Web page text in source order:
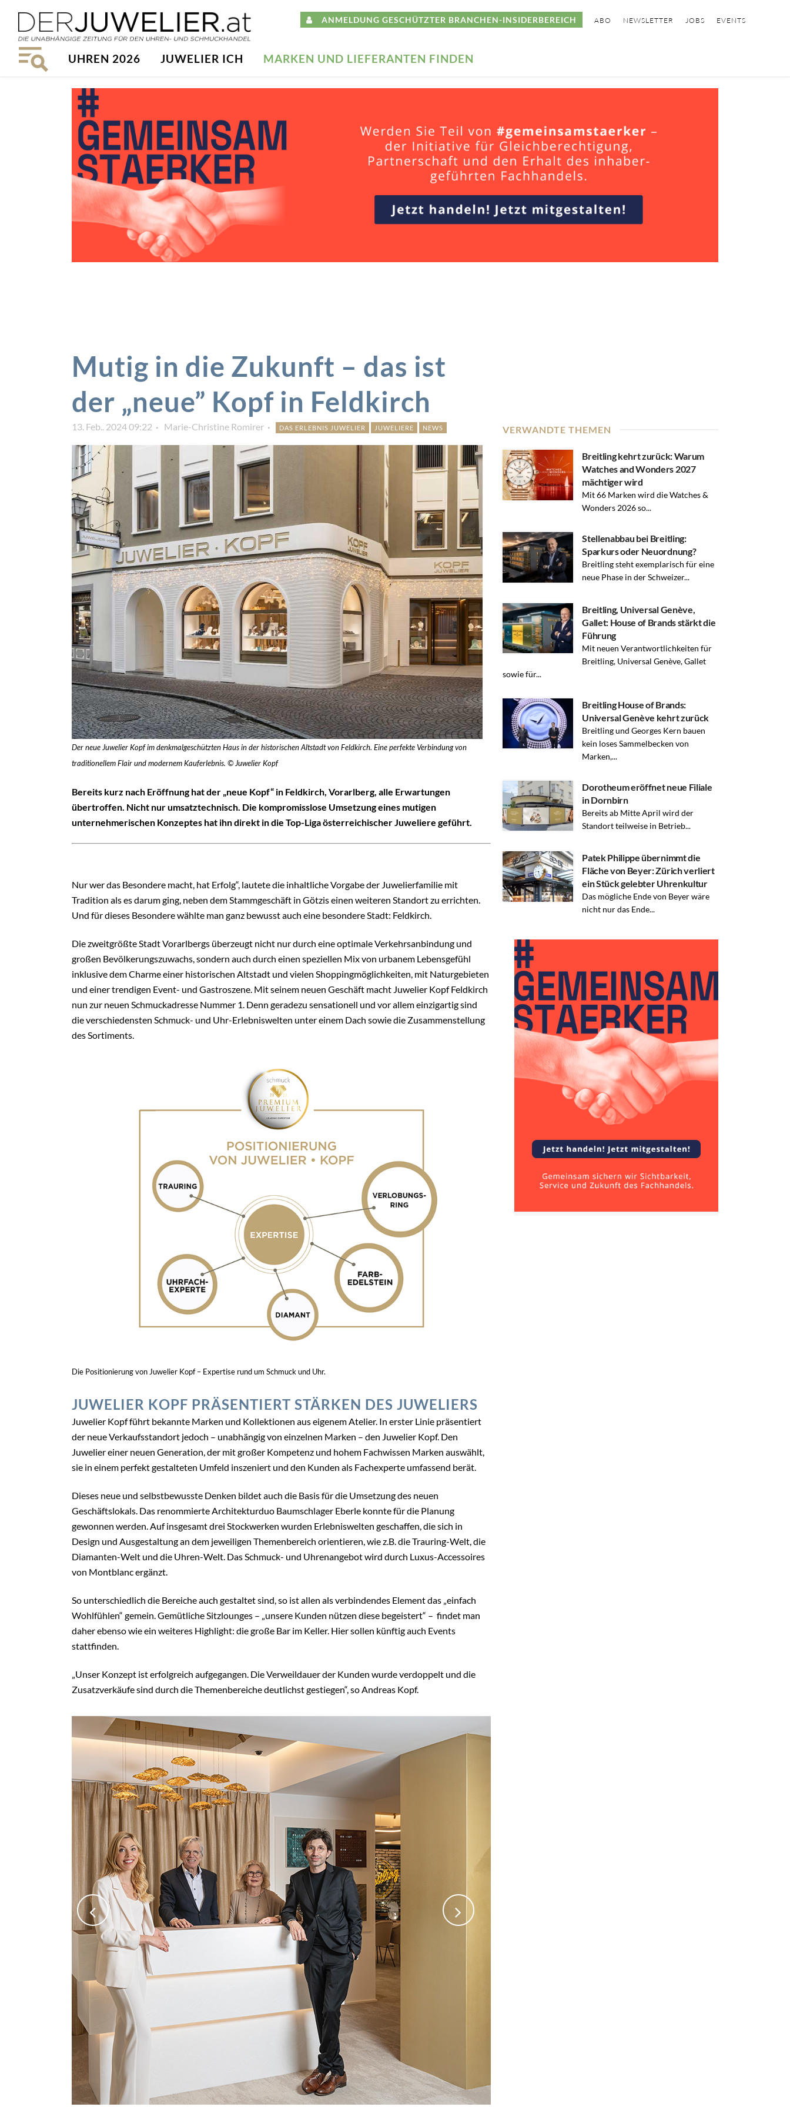
ANMELDUNG GESCHÜTZTER BRANCHEN-INSIDERBEREICH ABO NEWSLETTER JOBS EVENTS
UHREN 2026 JUWELIER ICH MARKEN UND LIEFERANTEN FINDEN
Mutig in die Zukunft – das ist
der „neue” Kopf in Feldkirch
13. Feb.. 2024 09:22 Marie-Christine Romirer DAS ERLEBNIS JUWELIER JUWELIERE NEWS
Der neue Juwelier Kopf im denkmalgeschützten Haus in der historischen Altstadt von Feldkirch. Eine perfekte Verbindung von
traditionellem Flair und modernem Kauferlebnis. © Juwelier Kopf
Bereits kurz nach Eröffnung hat der „neue Kopf“ in Feldkirch, Vorarlberg, alle Erwartungen
übertroffen. Nicht nur umsatztechnisch. Die kompromisslose Umsetzung eines mutigen
unternehmerischen Konzeptes hat ihn direkt in die Top-Liga österreichischer Juweliere geführt.
Nur wer das Besondere macht, hat Erfolg“, lautete die inhaltliche Vorgabe der Juwelierfamilie mit
Tradition als es darum ging, neben dem Stammgeschäft in Götzis einen weiteren Standort zu errichten.
Und für dieses Besondere wählte man ganz bewusst auch eine besondere Stadt: Feldkirch.
Die zweitgrößte Stadt Vorarlbergs überzeugt nicht nur durch eine optimale Verkehrsanbindung und
großen Bevölkerungszuwachs, sondern auch durch einen speziellen Mix von urbanem Lebensgefühl
inklusive dem Charme einer historischen Altstadt und vielen Shoppingmöglichkeiten, mit Naturgebieten
und einer trendigen Event- und Gastroszene. Mit seinem neuen Geschäft macht Juwelier Kopf Feldkirch
nun zur neuen Schmuckadresse Nummer 1. Denn geradezu sensationell und vor allem einzigartig sind
die verschiedensten Schmuck- und Uhr-Erlebniswelten unter einem Dach sowie die Zusammenstellung
des Sortiments.
Die Positionierung von Juwelier Kopf – Expertise rund um Schmuck und Uhr.
JUWELIER KOPF PRÄSENTIERT STÄRKEN DES JUWELIERS
Juwelier Kopf führt bekannte Marken und Kollektionen aus eigenem Atelier. In erster Linie präsentiert
der neue Verkaufsstandort jedoch – unabhängig von einzelnen Marken – den Juwelier Kopf. Den
Juwelier einer neuen Generation, der mit großer Kompetenz und hohem Fachwissen Marken auswählt,
sie in einem perfekt gestalteten Umfeld inszeniert und den Kunden als Fachexperte umfassend berät.
Dieses neue und selbstbewusste Denken bildet auch die Basis für die Umsetzung des neuen
Geschäftslokals. Das renommierte Architekturduo Baumschlager Eberle konnte für die Planung
gewonnen werden. Auf insgesamt drei Stockwerken wurden Erlebniswelten geschaffen, die sich in
Design und Ausgestaltung an dem jeweiligen Themenbereich orientieren, wie z.B. die Trauring-Welt, die
Diamanten-Welt und die Uhren-Welt. Das Schmuck- und Uhrenangebot wird durch Luxus-Accessoires
von Montblanc ergänzt.
So unterschiedlich die Bereiche auch gestaltet sind, so ist allen als verbindendes Element das „einfach
Wohlfühlen“ gemein. Gemütliche Sitzlounges – „unsere Kunden nützen diese begeistert“ – findet man
daher ebenso wie ein weiteres Highlight: die große Bar im Keller. Hier sollen künftig auch Events
stattfinden.
„Unser Konzept ist erfolgreich aufgegangen. Die Verweildauer der Kunden wurde verdoppelt und die
Zusatzverkäufe sind durch die Themenbereiche deutlichst gestiegen“, so Andreas Kopf.
VERWANDTE THEMEN
Breitling kehrt zurück: Warum
Watches and Wonders 2027
mächtiger wird
Mit 66 Marken wird die Watches &
Wonders 2026 so...
Stellenabbau bei Breitling:
Sparkurs oder Neuordnung?
Breitling steht exemplarisch für eine
neue Phase in der Schweizer...
Breitling, Universal Genève,
Gallet: House of Brands stärkt die
Führung
Mit neuen Verantwortlichkeiten für
Breitling, Universal Genève, Gallet
sowie für...
Breitling House of Brands:
Universal Genève kehrt zurück
Breitling und Georges Kern bauen
kein loses Sammelbecken von
Marken,...
Dorotheum eröffnet neue Filiale
in Dornbirn
Bereits ab Mitte April wird der
Standort teilweise in Betrieb...
Patek Philippe übernimmt die
Fläche von Beyer: Zürich verliert
ein Stück gelebter Uhrenkultur
Das mögliche Ende von Beyer wäre
nicht nur das Ende...